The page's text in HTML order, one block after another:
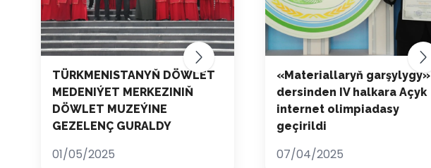
TÜRKMENISTANYŇ DÖWLET
MEDENIÝET MERKEZINIŇ
DÖWLET MUZEÝINE
GEZELENÇ GURALDY
01/05/2025
«Materiallaryň garşylygy»
dersinden IV halkara Açyk
internet olimpiadasy
geçirildi
07/04/2025